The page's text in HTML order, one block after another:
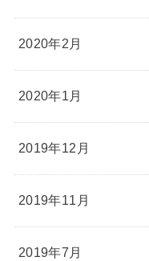
2020年2月
2020年1月
2019年12月
2019年11月
2019年7月